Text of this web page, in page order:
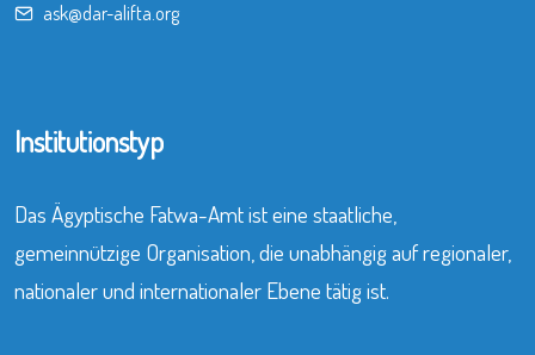
ask@dar-alifta.org
Institutionstyp
Das Ägyptische Fatwa-Amt ist eine staatliche,
gemeinnützige Organisation, die unabhängig auf regionaler,
nationaler und internationaler Ebene tätig ist.